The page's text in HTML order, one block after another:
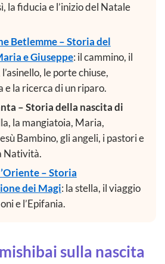
la fiducia e l’inizio del Natale
Betlemme – Storia del
e Giuseppe: il cammino, il
le porte chiuse,
e la ricerca di un riparo.
– Storia della nascita di
la mangiatoia, Maria,
Bambino, gli angeli, i pastori e
Natività.
– Storia
dei Magi: la stella, il viaggio
e l’Epifania.
sulla nascita